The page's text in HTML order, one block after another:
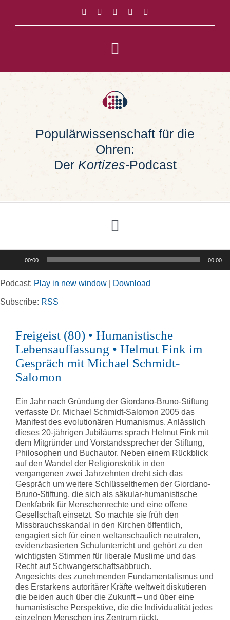
springen
Toggle
Navigation
Impressum
Populärwissenschaft für die
Ohren:
Der Kortizes-Podcast
Toggle
Navigation
Rubriken
Kortizes Website
00:00 00:00
Podcast: Play in new window Download
Subscribe: RSS
Freigeist (80) • Humanistische
Lebensauffassung • Helmut Fink im
Gespräch mit Michael Schmidt-
Salomon
Ein Jahr nach Gründung der Giordano-Bruno-Stiftung
verfasste Dr. Michael Schmidt-Salomon 2005 das
Manifest des evolutionären Humanismus. Anlässlich
dieses 20-jährigen Jubiläums sprach Helmut Fink mit
dem Mitgründer und Vorstandssprecher der Stiftung,
Philosophen und Buchautor. Neben einem Rückblick
auf den Wandel der Religionskritik in den
vergangenen zwei Jahrzehnten dreht sich das
Gespräch um weitere Schlüsselthemen der Giordano-
Bruno-Stiftung, die sich als säkular-humanistische
Denkfabrik für Menschenrechte und eine offene
Gesellschaft einsetzt. So machte sie früh den
Missbrauchsskandal in den Kirchen öffentlich,
engagiert sich für einen weltanschaulich neutralen,
evidenzbasierten Schulunterricht und gehört zu den
wichtigsten Stimmen für liberale Muslime und das
Recht auf Schwangerschaftsabbruch.
Angesichts des zunehmenden Fundamentalismus und
des Erstarkens autoritärer Kräfte weltweit diskutieren
die beiden auch über die Zukunft – und über eine
humanistische Perspektive, die die Individualität jedes
einzelnen Menschen ins Zentrum rückt.